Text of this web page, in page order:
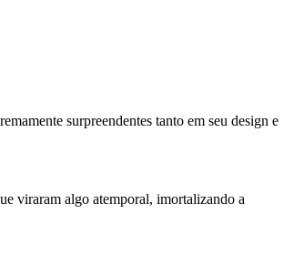
surpreendentes tanto em seu design e
viraram algo atemporal, imortalizando a